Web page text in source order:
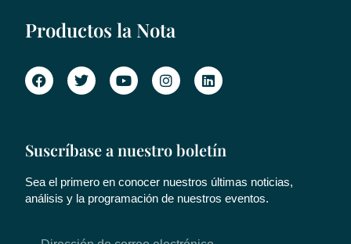
Productos la Nota
Suscríbase a nuestro boletín
Sea el primero en conocer nuestros últimas noticias,
análisis y la programación de nuestros eventos.